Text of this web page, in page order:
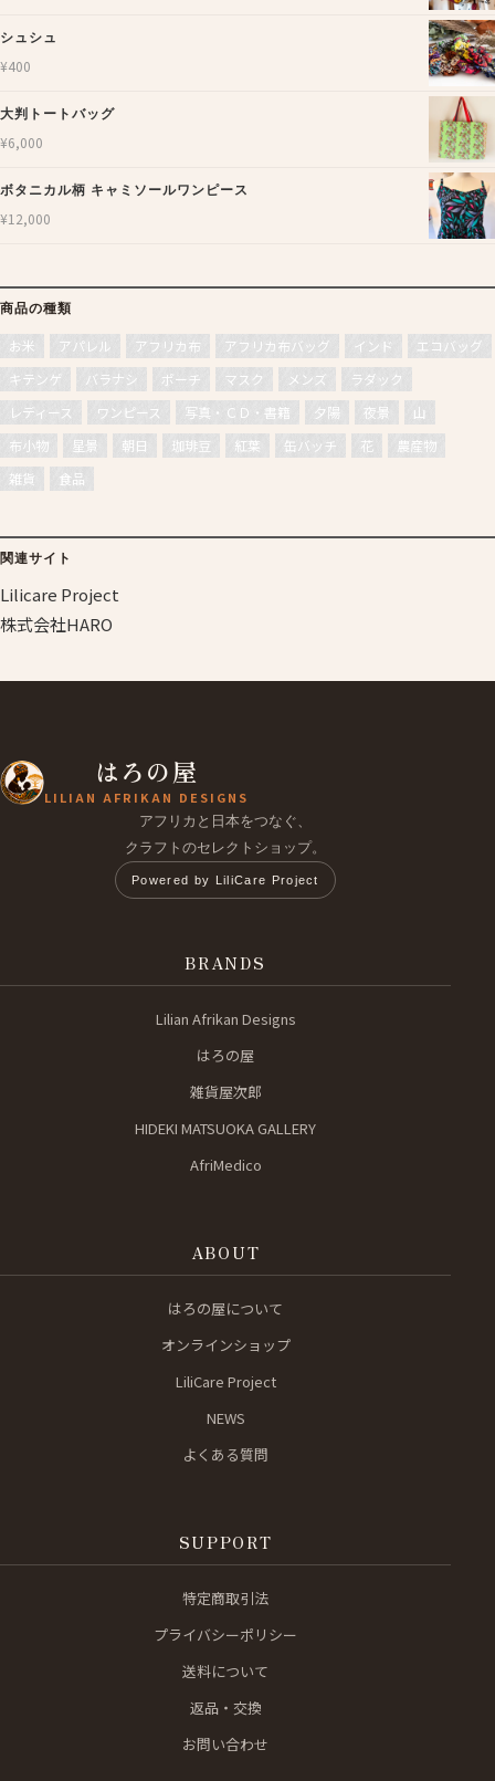
シュシュ
¥400
大判トートバッグ
¥6,000
ボタニカル柄 キャミソールワンピース
¥12,000
商品の種類
お米 アパレル アフリカ布 アフリカ布バッグ インド
エコバッグ
キテンゲ
バラナシ ポーチ マスク メンズ
ラダック
レディース
ワンピース 写真・ＣＤ・書籍 夕陽 夜景
山
布小物
星景 朝日 珈琲豆 紅葉 缶バッチ 花
農産物
雑貨
食品
関連サイト
Lilicare Project
株式会社HARO
はろの屋
LILIAN AFRIKAN DESIGNS
アフリカと日本をつなぐ、
クラフトのセレクトショップ。
Powered by LiliCare Project
BRANDS
Lilian Afrikan Designs
はろの屋
雑貨屋次郎
HIDEKI MATSUOKA GALLERY
AfriMedico
ABOUT
はろの屋について
オンラインショップ
LiliCare Project
NEWS
よくある質問
SUPPORT
特定商取引法
プライバシーポリシー
送料について
返品・交換
お問い合わせ